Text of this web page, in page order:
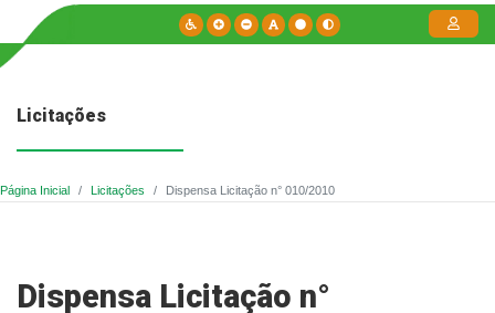
Licitações
Página Inicial Licitações Dispensa Licitação n° 010/2010
Dispensa Licitação n°